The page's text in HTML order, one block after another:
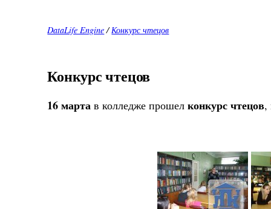
DataLife Engine/Конкурс чтецов
Конкурс чтецов
16 марта в колледже прошел конкурс чтецов,